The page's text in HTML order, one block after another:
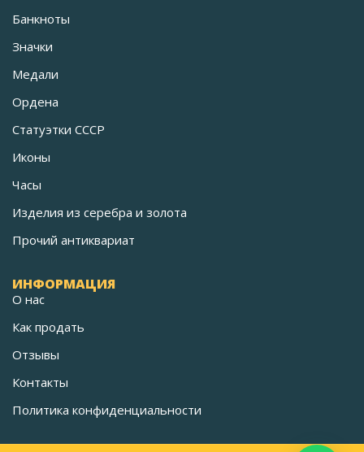
Банкноты
Значки
Медали
Ордена
Статуэтки СССР
Иконы
Часы
Изделия из серебра и золота
Прочий антиквариат
ИНФОРМАЦИЯ
О нас
Как продать
Отзывы
Контакты
Политика конфиденциальности